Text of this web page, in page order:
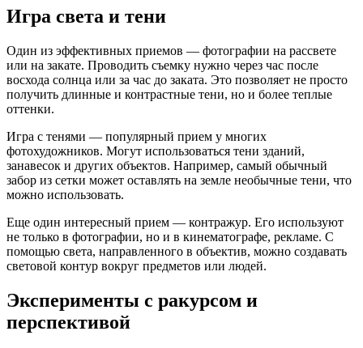
Игра света и тени
Один из эффективных приемов — фотографии на рассвете
или на закате. Проводить съемку нужно через час после
восхода солнца или за час до заката. Это позволяет не просто
получить длинные и контрастные тени, но и более теплые
оттенки.
Игра с тенями — популярный прием у многих
фотохудожников. Могут использоваться тени зданий,
занавесок и других объектов. Например, самый обычный
забор из сетки может оставлять на земле необычные тени, что
можно использовать.
Еще один интересный прием — контражур. Его используют
не только в фотографии, но и в кинематографе, рекламе. С
помощью света, направленного в объектив, можно создавать
световой контур вокруг предметов или людей.
Эксперименты с ракурсом и
перспективой